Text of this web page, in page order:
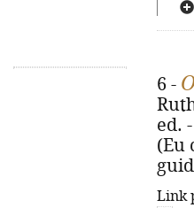
6 -
ed.
(Eu
Link